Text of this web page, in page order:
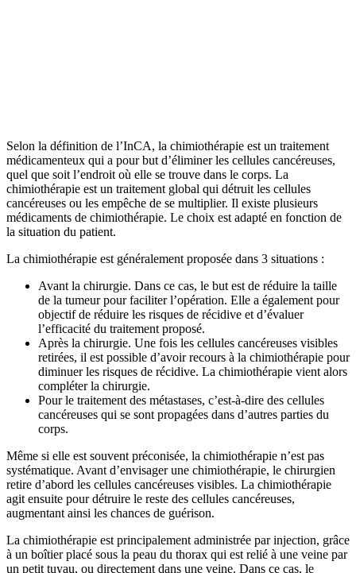
Selon la définition de l’InCA, la chimiothérapie est un traitement
médicamenteux qui a pour but d’éliminer les cellules cancéreuses,
quel que soit l’endroit où elle se trouve dans le corps. La
chimiothérapie est un traitement global qui détruit les cellules
cancéreuses ou les empêche de se multiplier. Il existe plusieurs
médicaments de chimiothérapie. Le choix est adapté en fonction de
la situation du patient.
La chimiothérapie est généralement proposée dans 3 situations :
Avant la chirurgie. Dans ce cas, le but est de réduire la taille
de la tumeur pour faciliter l’opération. Elle a également pour
objectif de réduire les risques de récidive et d’évaluer
l’efficacité du traitement proposé.
Après la chirurgie. Une fois les cellules cancéreuses visibles
retirées, il est possible d’avoir recours à la chimiothérapie pour
diminuer les risques de récidive. La chimiothérapie vient alors
compléter la chirurgie.
Pour le traitement des métastases, c’est-à-dire des cellules
cancéreuses qui se sont propagées dans d’autres parties du
corps.
Même si elle est souvent préconisée, la chimiothérapie n’est pas
systématique. Avant d’envisager une chimiothérapie, le chirurgien
retire d’abord les cellules cancéreuses visibles. La chimiothérapie
agit ensuite pour détruire le reste des cellules cancéreuses,
augmentant ainsi les chances de guérison.
La chimiothérapie est principalement administrée par injection, grâce
à un boîtier placé sous la peau du thorax qui est relié à une veine par
un petit tuyau, ou directement dans une veine. Dans ce cas, le